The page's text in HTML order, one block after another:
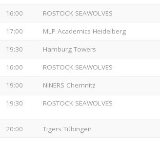
16:00 ROSTOCK SEAWOLVES
17:00 MLP Academics Heidelberg
19:30 Hamburg Towers
16:00 ROSTOCK SEAWOLVES
19:00 NINERS Chemnitz
19:30 ROSTOCK SEAWOLVES
20:00 Tigers Tübingen